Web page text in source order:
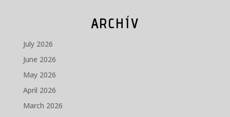
ARCHÍV
July 2026
June 2026
May 2026
April 2026
March 2026